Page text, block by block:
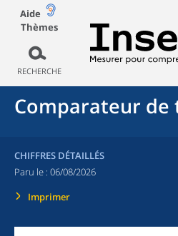
Aide
Thèmes
RECHERCHE
Comparateur
CHIFFRES DÉTAILLÉS
Paru le : 06/08/2026
Imprimer